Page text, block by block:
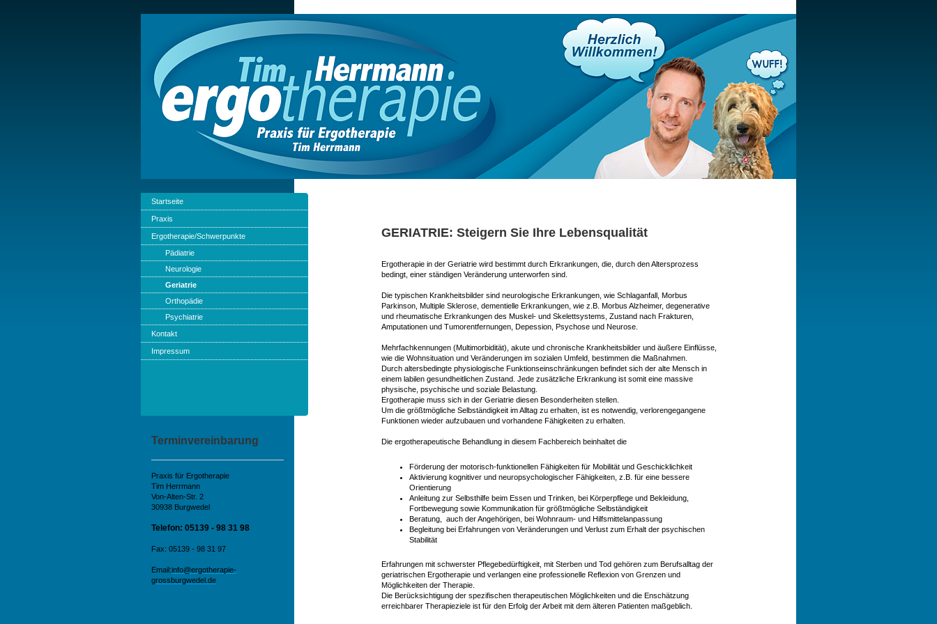
GERIATRIE: Steigern Sie Ihre Lebensqualität
Ergotherapie in der Geriatrie wird bestimmt durch Erkrankungen, die, durch den Altersprozess
bedingt, einer ständigen Veränderung unterworfen sind.
Die typischen Krankheitsbilder sind neurologische Erkrankungen, wie Schlaganfall, Morbus
Parkinson, Multiple Sklerose, dementielle Erkrankungen, wie z.B. Morbus Alzheimer, degenerative
und rheumatische Erkrankungen des Muskel- und Skelettsystems, Zustand nach Frakturen,
Amputationen und Tumorentfernungen, Depession, Psychose und Neurose.
Mehrfachkennungen (Multimorbidität), akute und chronische Krankheitsbilder und äußere Einflüsse,
wie die Wohnsituation und Veränderungen im sozialen Umfeld, bestimmen die Maßnahmen.
Durch altersbedingte physiologische Funktionseinschränkungen befindet sich der alte Mensch in
einem labilen gesundheitlichen Zustand. Jede zusätzliche Erkrankung ist somit eine massive
physische, psychische und soziale Belastung.
Ergotherapie muss sich in der Geriatrie diesen Besonderheiten stellen.
Um die größtmögliche Selbständigkeit im Alltag zu erhalten, ist es notwendig, verlorengegangene
Funktionen wieder aufzubauen und vorhandene Fähigkeiten zu erhalten.
Die ergotherapeutische Behandlung in diesem Fachbereich beinhaltet die
Förderung der motorisch-funktionellen Fähigkeiten für Mobilität und Geschicklichkeit
Aktivierung kognitiver und neuropsychologischer Fähigkeiten, z.B. für eine bessere
Orientierung
Anleitung zur Selbsthilfe beim Essen und Trinken, bei Körperpflege und Bekleidung,
Fortbewegung sowie Kommunikation für größtmögliche Selbständigkeit
Beratung, auch der Angehörigen, bei Wohnraum- und Hilfsmittelanpassung
Begleitung bei Erfahrungen von Veränderungen und Verlust zum Erhalt der psychischen
Stabilität
Erfahrungen mit schwerster Pflegebedürftigkeit, mit Sterben und Tod gehören zum Berufsalltag der
geriatrischen Ergotherapie und verlangen eine professionelle Reflexion von Grenzen und
Möglichkeiten der Therapie.
Die Berücksichtigung der spezifischen therapeutischen Möglichkeiten und die Enschätzung
erreichbarer Therapieziele ist für den Erfolg der Arbeit mit dem älteren Patienten maßgeblich.
Startseite
Praxis
Ergotherapie/Schwerpunkte
Pädiatrie
Neurologie
Geriatrie
Orthopädie
Psychiatrie
Kontakt
Impressum
Terminvereinbarung
Praxis für Ergotherapie
Tim Herrmann
Von-Alten-Str. 2
30938 Burgwedel
Telefon: 05139 - 98 31 98
Fax: 05139 - 98 31 97
Email:info@ergotherapie-
grossburgwedel.de